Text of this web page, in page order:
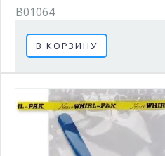
B01064
В КОРЗИНУ